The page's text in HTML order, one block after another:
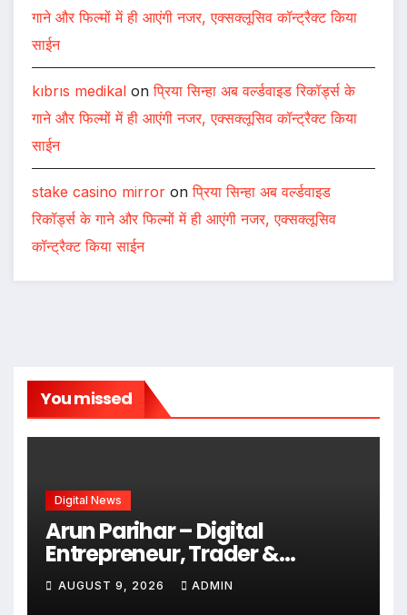
गाने और फिल्मों में ही आएंगी नजर, एक्सक्लूसिव कॉन्ट्रैक्ट किया
साईन
kıbrıs medikal onप्रिया सिन्हा अब वर्ल्डवाइड रिकॉर्ड्स के
गाने और फिल्मों में ही आएंगी नजर, एक्सक्लूसिव कॉन्ट्रैक्ट किया
साईन
stake casino mirror onप्रिया सिन्हा अब वर्ल्डवाइड
रिकॉर्ड्स के गाने और फिल्मों में ही आएंगी नजर, एक्सक्लूसिव
कॉन्ट्रैक्ट किया साईन
You missed
Digital News
Arun Parihar – Digital
Entrepreneur, Trader &
Founder of Hashtag Digital
Media
AUGUST 9, 2026 ADMIN